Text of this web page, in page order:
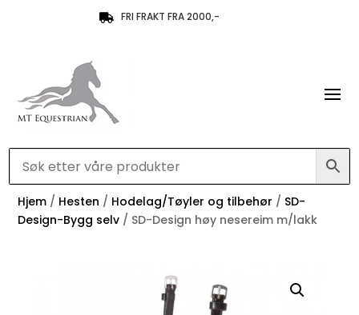
 FRI FRAKT FRA 2000,-
Hjem / Hesten / Hodelag/Tøyler og tilbehør / SD-
Design-Bygg selv / SD-Design høy nesereim m/lakk